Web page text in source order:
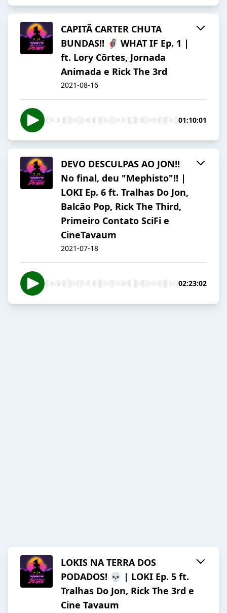
CAPITÃ CARTER CHUTA
BUNDAS!! 🦸‍♀️ WHAT IF Ep. 1 |
ft. Lory Côrtes, Jornada
Animada e Rick The 3rd
2021-08-16
01:10:01
DEVO DESCULPAS AO JON!!
No final, deu "Mephisto"!! |
LOKI Ep. 6 ft. Tralhas Do Jon,
Balcão Pop, Rick The Third,
Primeiro Contato SciFi e
CineTavaum
2021-07-18
02:23:02
LOKIS NA TERRA DOS
PODADOS! 💀 | LOKI Ep. 5 ft.
Tralhas Do Jon, Rick The 3rd e
Cine Tavaum